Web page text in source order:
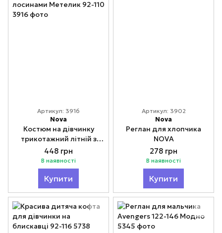
Артикул: 3916
Nova
Костюм на дівчинку
трикотажний літній з
лосинами Метелик 92-
110
448 грн
В наявності
Купити
Артикул: 3902
Nova
Реглан для хлопчика
NOVA
278 грн
В наявності
Купити